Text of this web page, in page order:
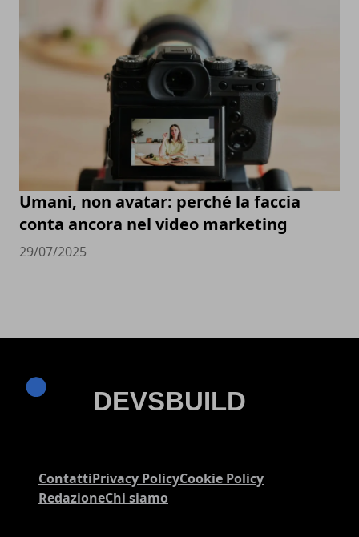
Umani, non avatar: perché la faccia
conta ancora nel video marketing
29/07/2025
ContattiPrivacy PolicyCookie Policy
RedazioneChi siamo